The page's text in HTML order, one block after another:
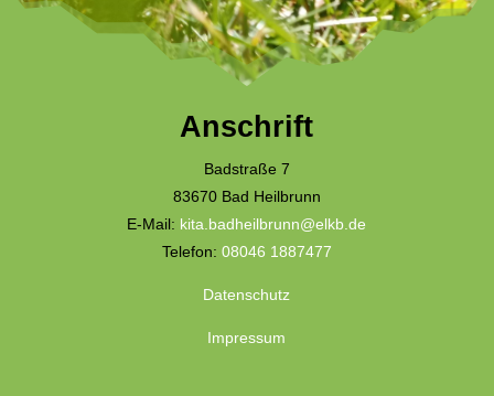
Anschrift
Badstraße 7
83670 Bad Heilbrunn
E-Mail: kita.badheilbrunn@elkb.de
Telefon: 08046 1887477
Datenschutz
Impressum